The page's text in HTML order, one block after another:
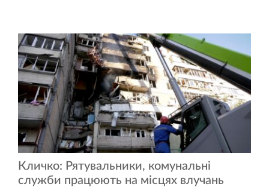
Кличко: Рятувальники, комунальні
служби працюють на місцях влучань